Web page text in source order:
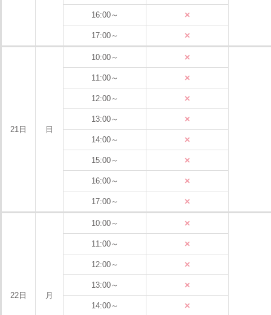
16:00～ ×
17:00～ ×
21日 日
10:00～ ×
11:00～ ×
12:00～ ×
13:00～ ×
14:00～ ×
15:00～ ×
16:00～ ×
17:00～ ×
22日 月
10:00～ ×
11:00～ ×
12:00～ ×
13:00～ ×
14:00～ ×